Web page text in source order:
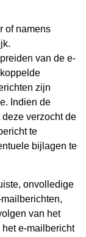
of namens
van de e-
zijn
Indien de
verzocht de
te
bijlagen te
onvolledige
van het
e-mailbericht